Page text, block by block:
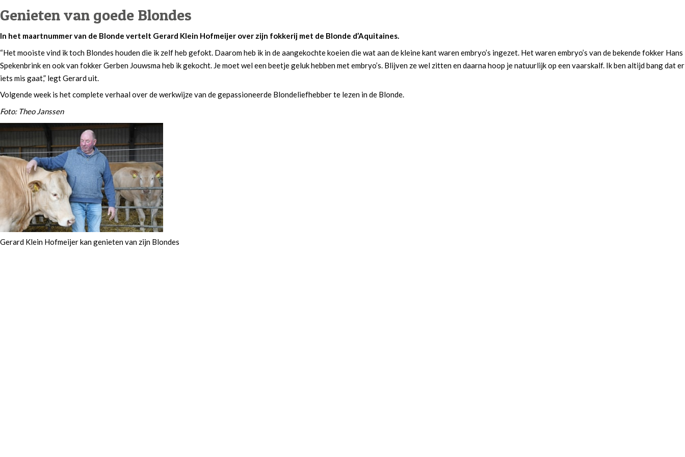
Genieten van goede Blondes
In het maartnummer van de Blonde vertelt Gerard Klein Hofmeijer over zijn fokkerij met de Blonde d’Aquitaines.
“Het mooiste vind ik toch Blondes houden die ik zelf heb gefokt. Daarom heb ik in de aangekochte koeien die wat aan de kleine kant waren embryo’s ingezet. Het waren embryo’s van de bekende fokker Hans
Spekenbrink en ook van fokker Gerben Jouwsma heb ik gekocht. Je moet wel een beetje geluk hebben met embryo’s. Blijven ze wel zitten en daarna hoop je natuurlijk op een vaarskalf. Ik ben altijd bang dat er
iets mis gaat,” legt Gerard uit.
Volgende week is het complete verhaal over de werkwijze van de gepassioneerde Blondeliefhebber te lezen in de Blonde.
Foto: Theo Janssen
Gerard Klein Hofmeijer kan genieten van zijn Blondes